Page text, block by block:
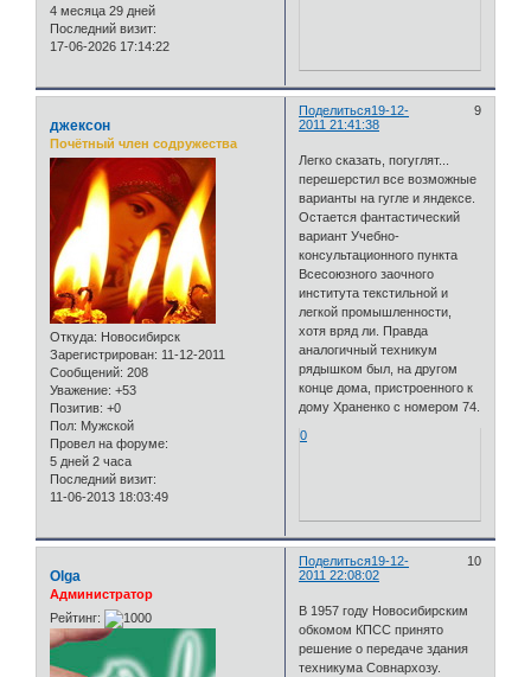
4 месяца 29 дней
Последний визит:
17-06-2026 17:14:22
Поделиться 9
19-12-
2011 21:41:38
джексон
Почётный член содружества
Откуда: Новосибирск
Зарегистрирован: 11-12-2011
Сообщений: 208
Уважение: +53
Позитив: +0
Пол: Мужской
Провел на форуме:
5 дней 2 часа
Последний визит:
11-06-2013 18:03:49
Легко сказать, погуглят...
перешерстил все возможные
варианты на гугле и яндексе.
Остается фантастический
вариант Учебно-
консультационного пункта
Всесоюзного заочного
института текстильной и
легкой промышленности,
хотя вряд ли. Правда
аналогичный техникум
рядышком был, на другом
конце дома, пристроенного к
дому Храненко с номером 74.
0
Поделиться 10
19-12-
2011 22:08:02
Olga
Администратор
Рейтинг:
В 1957 году Новосибирским
обкомом КПСС принято
решение о передаче здания
техникума Совнархозу.